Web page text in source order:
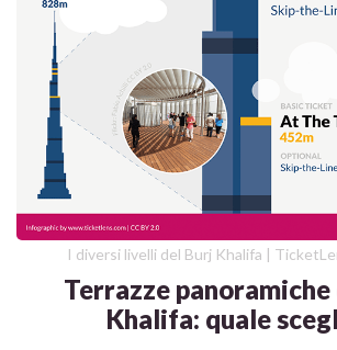
I diversi livelli del Burj Khalifa |
Terrazze
Khalifa: quale